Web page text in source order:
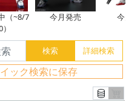
（~8/7
今月発売 今
ック検索に保存